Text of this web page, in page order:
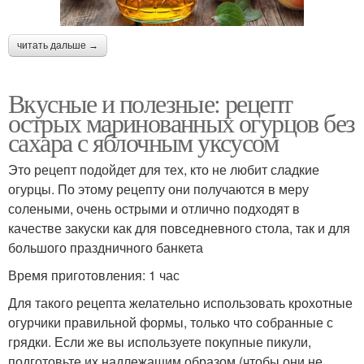
читать дальше →
Вкусные и полезные: рецепт
острых маринованных огурцов без
сахара с яблочным уксусом
Это рецепт подойдет для тех, кто не любит сладкие
огурцы. По этому рецепту они получаются в меру
солеными, очень острыми и отлично подходят в
качестве закуски как для повседневного стола, так и для
большого праздничного банкета
Время приготовления: 1 час
Для такого рецепта желательно использовать крохотные
огурчики правильной формы, только что собранные с
грядки. Если же вы используете покупные пикули,